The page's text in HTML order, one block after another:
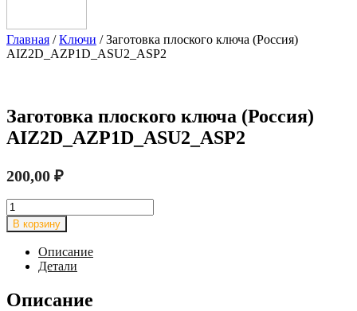
Главная /Ключи / Заготовка плоского ключа (Россия)
AIZ2D_AZP1D_ASU2_ASP2
Заготовка плоского ключа (Россия)
AIZ2D_AZP1D_ASU2_ASP2
200,00 ₽
Количество
товара
Заготовка
плоского
ключа
(Россия)
AIZ2D_AZP1D_ASU2_ASP2
В корзину
Описание
Детали
Описание